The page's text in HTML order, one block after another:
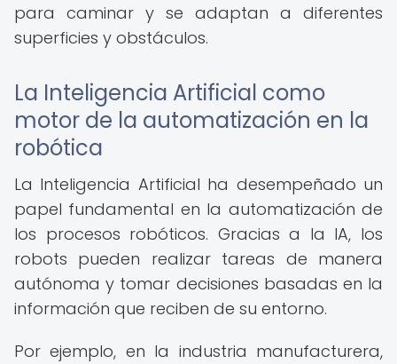
para caminar y se adaptan a diferentes
superficies y obstáculos.
La Inteligencia Artificial como
motor de la automatización en la
robótica
La Inteligencia Artificial ha desempeñado un
papel fundamental en la automatización de
los procesos robóticos. Gracias a la IA, los
robots pueden realizar tareas de manera
autónoma y tomar decisiones basadas en la
información que reciben de su entorno.
Por ejemplo, en la industria manufacturera,